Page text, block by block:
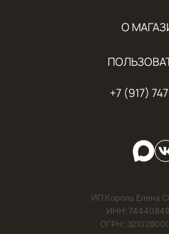
О
+7 (917)
ИП Король Елена
ИНН:
ОГРН: